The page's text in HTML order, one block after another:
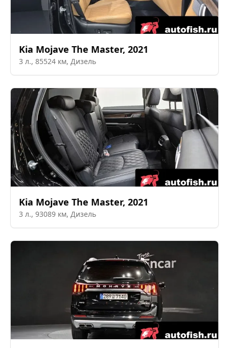
Kia Mojave The Master, 2021
3 л., 85524 км, Дизель
Kia Mojave The Master, 2021
3 л., 93089 км, Дизель